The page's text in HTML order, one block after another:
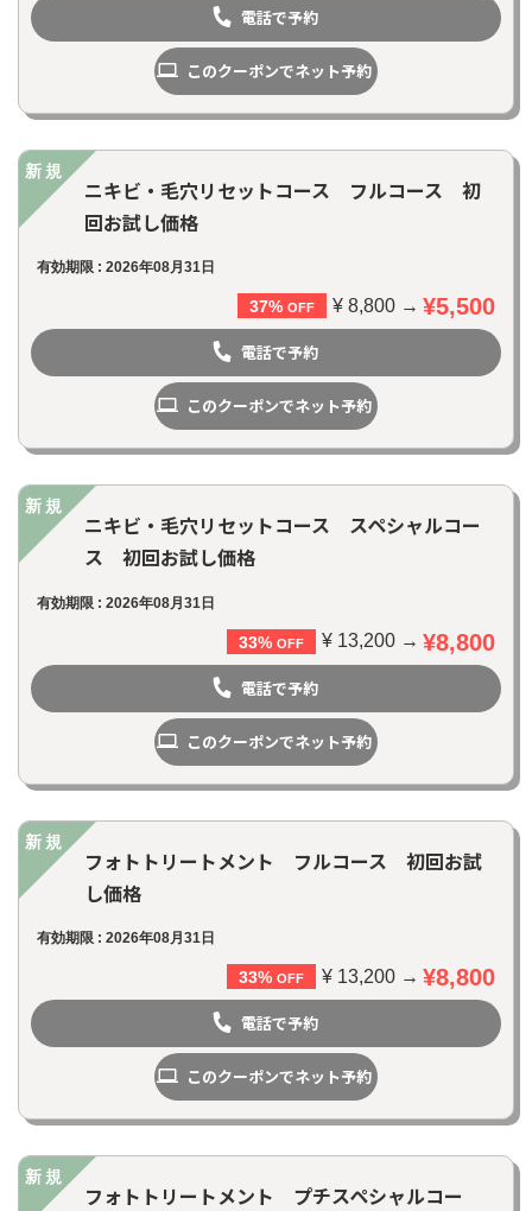
ヘアカタログ
お問い合わせ
電話で予約
このクーポンでネット予約
新規
ニキビ・毛穴リセットコース フルコース 初
回お試し価格
有効期限 : 2026年08月31日
37% OFF ¥ 8,800 → ¥5,500
電話で予約
このクーポンでネット予約
新規
ニキビ・毛穴リセットコース スペシャルコー
ス 初回お試し価格
有効期限 : 2026年08月31日
33% OFF ¥ 13,200 → ¥8,800
電話で予約
このクーポンでネット予約
新規
フォトトリートメント フルコース 初回お試
し価格
有効期限 : 2026年08月31日
33% OFF ¥ 13,200 → ¥8,800
電話で予約
このクーポンでネット予約
新規
フォトトリートメント プチスペシャルコー